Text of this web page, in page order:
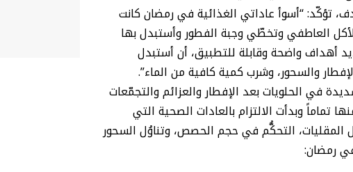
“أسوأ عاداتي الغذائية في رمضان كانت
العاطفي وتخطّي وجبة الفطور وأستبدل بها
أهداف واضحة وقابلة للتطبيق، أن أستبدل
والسحور، وشرب كمية كافية من الماء”.
في الحلويات بعد الإفطار والعزائم والتجمّعات
تماماً وبدأت الالتزام بالعادات الصحية التي
المقليات، التحكُّم في حجم الحصص، وتناوُل السحور
رمضان: